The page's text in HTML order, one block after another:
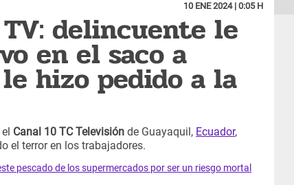
10 ENE 2024 | 0:05 H
delincuente le
en el saco a
hizo pedido a la
Canal 10 TC Televisión de Guayaquil, Ecuador,
el terror en los trabajadores.
pescado de los supermercados por ser un riesgo mortal